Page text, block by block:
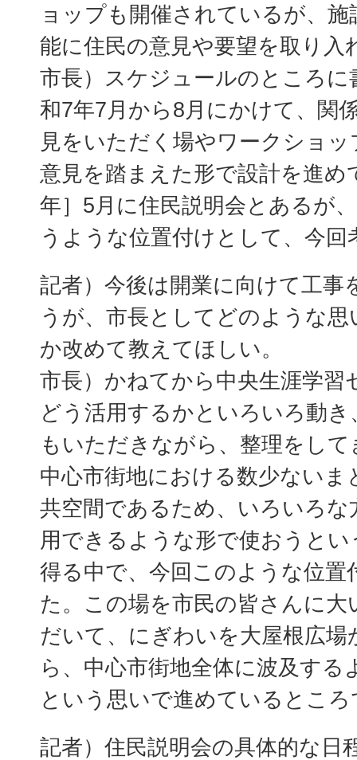
ョップも開催されているが、
能に住民の意見や要望を取り入
市長）スケジュールのところ
和7年7月から8月にかけて、関
見をいただく場やワークショ
意見を踏まえた形で設計を進め
年］5月に住民説明会とあるが
うような位置付けとして、今回
記者）今後は開業に向けて工事
うが、市長としてどのような
か改めて教えてほしい。
市長）かねてから中央生涯学習
どう活用するかといろいろ動
もいただきながら、整理をし
中心市街地における数少ないま
共空間であるため、いろいろな
用できるような形で使おうと
得る中で、今回このような位置
た。この場を市民の皆さんに大
だいて、にぎわいを大屋根広場
ら、中心市街地全体に波及する
という思いで進めているとこ
記者）住民説明会の具体的な日